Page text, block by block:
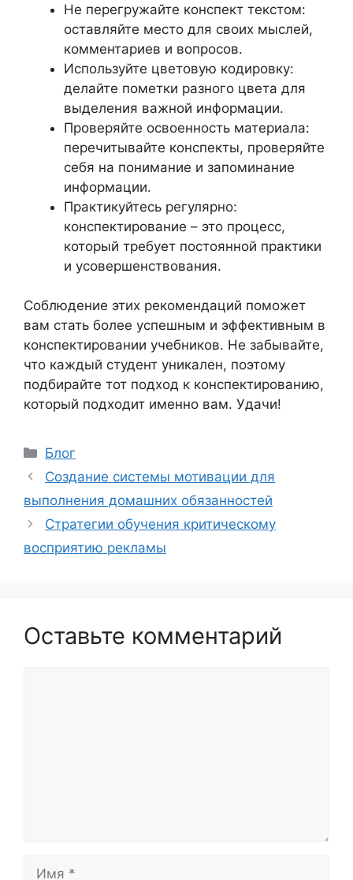
Не перегружайте конспект текстом:
оставляйте место для своих мыслей,
комментариев и вопросов.
Используйте цветовую кодировку:
делайте пометки разного цвета для
выделения важной информации.
Проверяйте освоенность материала:
перечитывайте конспекты, проверяйте
себя на понимание и запоминание
информации.
Практикуйтесь регулярно:
конспектирование – это процесс,
который требует постоянной практики
и усовершенствования.
Соблюдение этих рекомендаций поможет
вам стать более успешным и эффективным в
конспектировании учебников. Не забывайте,
что каждый студент уникален, поэтому
подбирайте тот подход к конспектированию,
который подходит именно вам. Удачи!
Рубрики
Блог
Создание системы мотивации для
выполнения домашних обязанностей
Стратегии обучения критическому
восприятию рекламы
Оставьте комментарий
Имя